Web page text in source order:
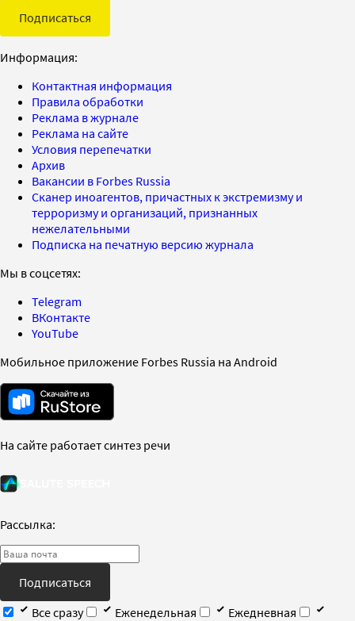
Подписаться
Информация:
Контактная информация
Правила обработки
Реклама в журнале
Реклама на сайте
Условия перепечатки
Архив
Вакансии в Forbes Russia
Сканер иноагентов, причастных к экстремизму и
терроризму и организаций, признанных
нежелательными
Подписка на печатную версию журнала
Мы в соцсетях:
Telegram
ВКонтакте
YouTube
Мобильное приложение Forbes Russia на Android
На сайте работает синтез речи
Рассылка:
Подписаться
Все сразу
Еженедельная
Ежедневная